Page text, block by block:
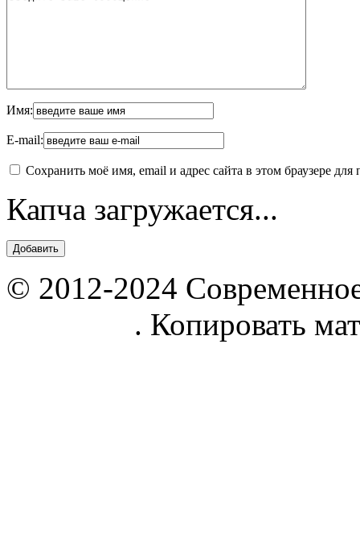
Имя:
E-mail:
Сохранить моё имя, email и адрес сайта в этом браузере
Капча загружается...
© 2012-2024
. Копировать